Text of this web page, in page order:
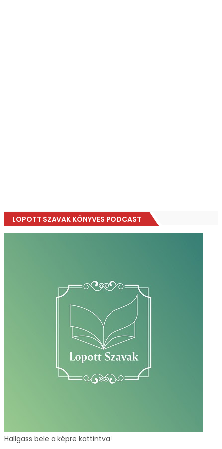
LOPOTT SZAVAK KÖNYVES PODCAST
Hallgass bele a képre kattintva!